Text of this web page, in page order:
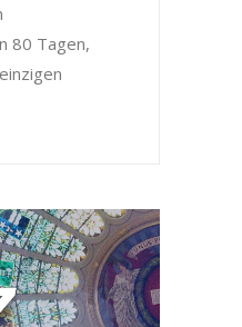
80 Tagen,